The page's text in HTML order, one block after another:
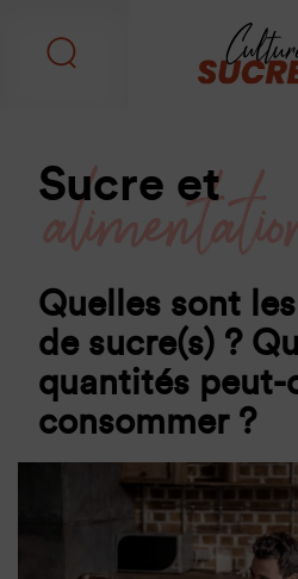
Sucre et
Quelles sont
de sucre(s) ?
quantités peut-
consommer ?